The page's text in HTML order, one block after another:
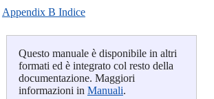
Appendix B Indice
Questo manuale è disponibile in altri
formati ed è integrato col resto della
documentazione. Maggiori
informazioni in Manuali.